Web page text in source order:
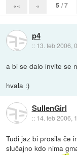
«« « 5 / 7
p4
:: 13. feb 2006,
a bi se dalo invite se
hvala :)
SullenGirl
:: 14. feb 2006,
Tudi jaz bi prosila če
slučajno kdo nima